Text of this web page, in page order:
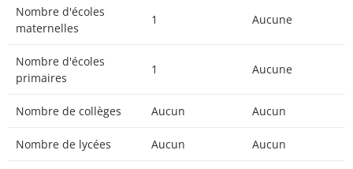
Nombre d'écoles
maternelles
1 Aucune
Nombre d'écoles
primaires
1 Aucune
Nombre de collèges Aucun Aucun
Nombre de lycées Aucun Aucun